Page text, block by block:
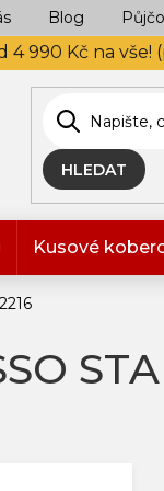
4 990 Kč na vše!
Blog
HLEDAT
Kusové